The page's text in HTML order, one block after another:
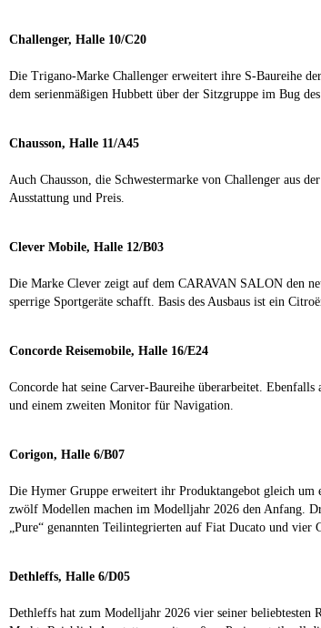
Challenger, Halle 10/C20
Die Trigano-Marke Challenger erweitert ihre S-Baureihe
dem serienmäßigen Hubbett über der Sitzgruppe im Bug des
Chausson, Halle 11/A45
Auch Chausson, die Schwestermarke von Challenger aus
Ausstattung und Preis.
Clever Mobile, Halle 12/B03
Die Marke Clever zeigt auf dem CARAVAN SALON den
sperrige Sportgeräte schafft. Basis des Ausbaus ist ein
Concorde Reisemobile, Halle 16/E24
Concorde hat seine Carver-Baureihe überarbeitet.
und einem zweiten Monitor für Navigation.
Corigon, Halle 6/B07
Die Hymer Gruppe erweitert ihr Produktangebot gleich um
zwölf Modellen machen im Modelljahr 2026 den Anfang.
„Pure“ genannten Teilintegrierten auf Fiat Ducato und
Dethleffs, Halle 6/D05
Dethleffs hat zum Modelljahr 2026 vier seiner beliebtesten